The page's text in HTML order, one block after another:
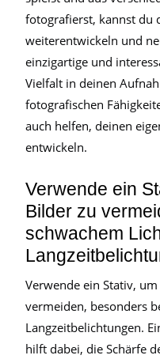
fotografierst, kannst du
weiterentwickeln und
einzigartige und
Vielfalt in deinen
fotografischen
auch helfen, deinen
entwickeln.
Verwende ein
Bilder zu
schwachem
Verwende ein Stativ,
vermeiden, besonders
Langzeitbelichtungen.
hilft dabei, die Schärfe